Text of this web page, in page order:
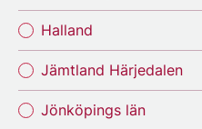
Halland
Jämtland Härjedalen
Jönköpings län